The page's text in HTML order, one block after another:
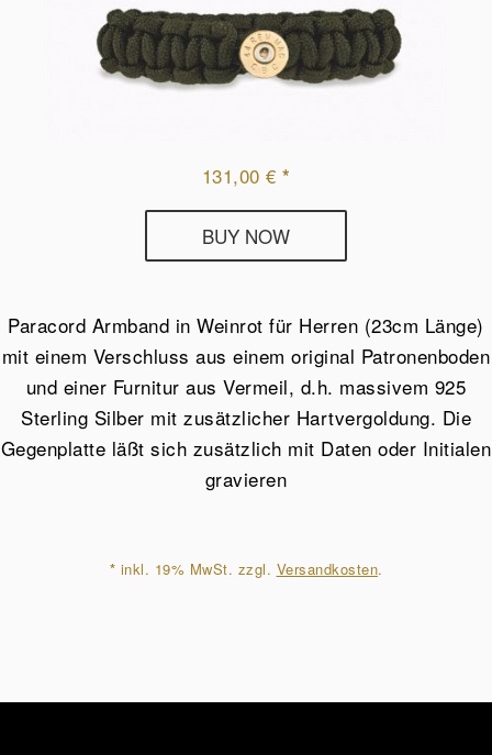
131,00 € *
Olive
Vermeil,
23cm
Menge
BUY NOW
Paracord Armband in Weinrot für Herren (23cm Länge)
mit einem Verschluss aus einem original Patronenboden
und einer Furnitur aus Vermeil, d.h. massivem 925
Sterling Silber mit zusätzlicher Hartvergoldung. Die
Gegenplatte läßt sich zusätzlich mit Daten oder Initialen
gravieren
* inkl. 19% MwSt. zzgl. Versandkosten.